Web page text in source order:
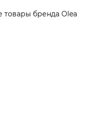
товары бренда Olea